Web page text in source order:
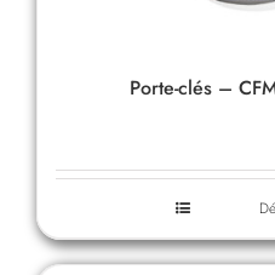
Porte-clés –